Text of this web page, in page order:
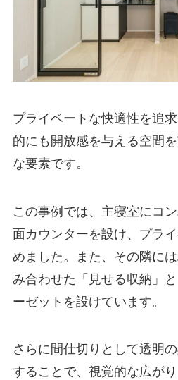
プライベートな快適性を追
的にも開放感を与える空間
な要素です。
この事例では、主寝室にコ
面カウンターを設け、プラ
めました。また、その隣に
み合わせた「見せる収納」
ーゼットを設けています。
さらに間仕切りとして透明
することで、視覚的な広が